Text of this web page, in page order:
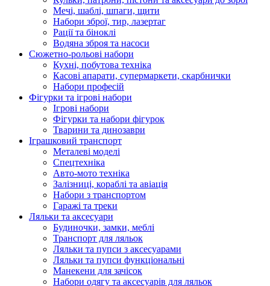
Мечі, шаблі, шпаги, щити
Набори зброї, тир, лазертаг
Рації та біноклі
Водяна зброя та насоси
Сюжетно-рольові набори
Кухні, побутова техніка
Касові апарати, супермаркети, скарбнички
Набори професій
Фігурки та ігрові набори
Ігрові набори
Фігурки та набори фігурок
Тварини та динозаври
Іграшковий транспорт
Металеві моделі
Спецтехніка
Авто-мото техніка
Залізниці, кораблі та авіація
Набори з транспортом
Гаражі та треки
Ляльки та аксесуари
Будиночки, замки, меблі
Транспорт для ляльок
Ляльки та пупси з аксесуарами
Ляльки та пупси функціональні
Манекени для зачісок
Набори одягу та аксесуарів для ляльок